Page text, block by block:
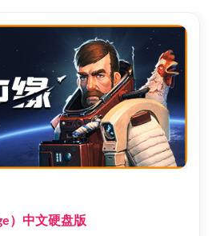
）中文硬盘版